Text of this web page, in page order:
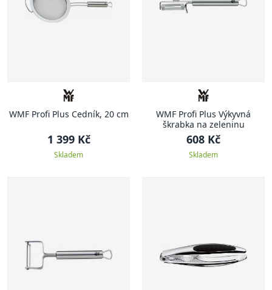
WMF Profi Plus Cedník, 20 cm
1 399 Kč
Skladem
WMF Profi Plus Výkyvná
škrabka na zeleninu
608 Kč
Skladem